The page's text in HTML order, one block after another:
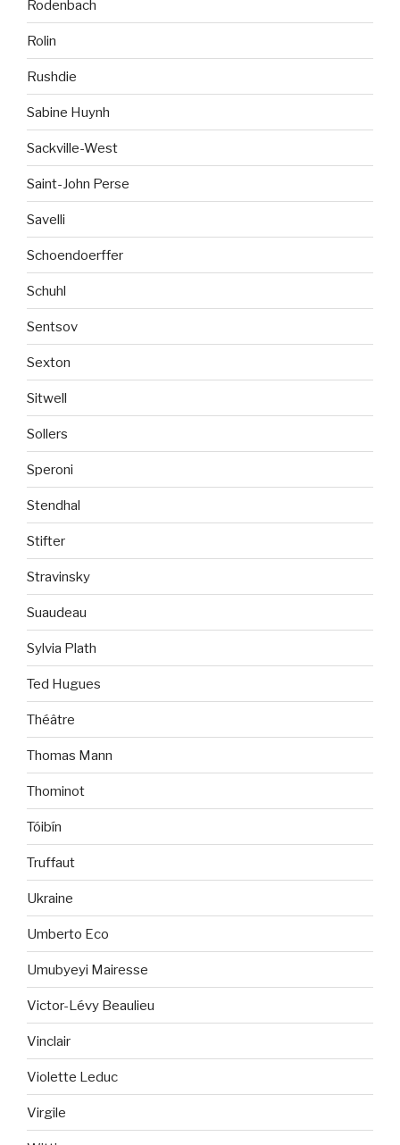
Rodenbach
Rolin
Rushdie
Sabine Huynh
Sackville-West
Saint-John Perse
Savelli
Schoendoerffer
Schuhl
Sentsov
Sexton
Sitwell
Sollers
Speroni
Stendhal
Stifter
Stravinsky
Suaudeau
Sylvia Plath
Ted Hugues
Théâtre
Thomas Mann
Thominot
Tóibín
Truffaut
Ukraine
Umberto Eco
Umubyeyi Mairesse
Victor-Lévy Beaulieu
Vinclair
Violette Leduc
Virgile